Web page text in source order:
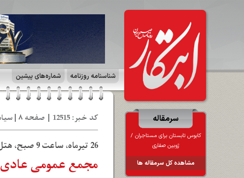
شناسنامه روزنامه شماره‌های پیشین
سرمقاله
ژوبین صفاری
مشاهده کل سرمقاله ها
کد خبر: 12515 | صفحه ۸ | سیاست روز | تاریخ: 25 تی‍ 1402
26 تیرماه، ساعت 9 صبح، هتل بزرگ ارم تهران:
مجمع عمومی عادی